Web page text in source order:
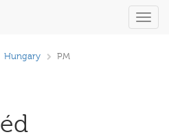
Hungary PM